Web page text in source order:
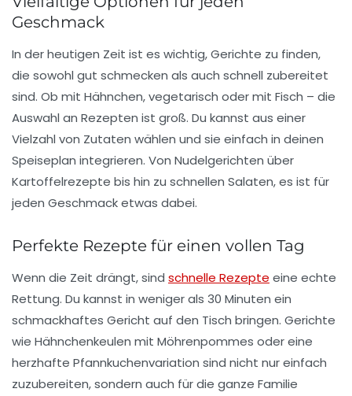
Geschmack
In der heutigen Zeit ist es wichtig, Gerichte zu finden,
die sowohl gut schmecken als auch schnell zubereitet
sind. Ob mit Hähnchen, vegetarisch oder mit Fisch – die
Auswahl an Rezepten ist groß. Du kannst aus einer
Vielzahl von Zutaten wählen und sie einfach in deinen
Speiseplan integrieren. Von Nudelgerichten über
Kartoffelrezepte bis hin zu schnellen Salaten, es ist für
jeden Geschmack etwas dabei.
Perfekte Rezepte für einen vollen Tag
Wenn die Zeit drängt, sind schnelle Rezepte eine echte
Rettung. Du kannst in weniger als 30 Minuten ein
schmackhaftes Gericht auf den Tisch bringen. Gerichte
wie Hähnchenkeulen mit Möhrenpommes oder eine
herzhafte Pfannkuchenvariation sind nicht nur einfach
zuzubereiten, sondern auch für die ganze Familie